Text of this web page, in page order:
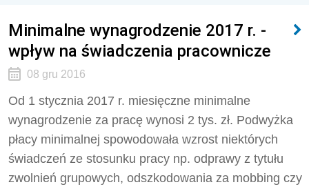
Minimalne wynagrodzenie 2017 r. -
wpływ na świadczenia pracownicze
08 gru 2016
Od 1 stycznia 2017 r. miesięczne minimalne
wynagrodzenie za pracę wynosi 2 tys. zł. Podwyżka
płacy minimalnej spowodowała wzrost niektórych
świadczeń ze stosunku pracy np. odprawy z tytułu
zwolnień grupowych, odszkodowania za mobbing czy